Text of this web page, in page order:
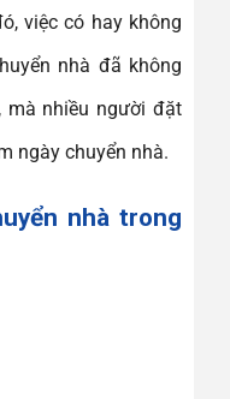
việc có hay không
nhà đã không
nhiều người đặt
ngày chuyển nhà.
nhà trong